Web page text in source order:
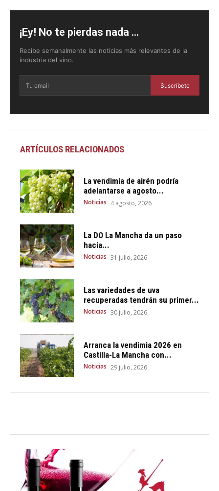
¡Ey! No te pierdas nada ...
Recibe semanalmente las noticias más relevantes de la
industria del vino.
Suscríbete
ARTÍCULOS RELACIONADOS
La vendimia de airén podría
adelantarse a agosto...
Noticias 4 agosto, 2026
La DO La Mancha da un paso
hacia...
Noticias 31 julio, 2026
Las variedades de uva
recuperadas tendrán su primer...
Noticias 30 julio, 2026
Arranca la vendimia 2026 en
Castilla-La Mancha con...
Noticias 29 julio, 2026